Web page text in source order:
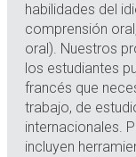
habilidades del
comprensión
oral). Nuestros
los estudiantes
francés que
trabajo, de
internacionales.
incluyen